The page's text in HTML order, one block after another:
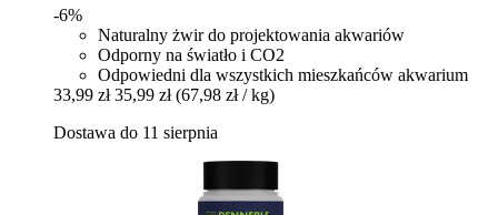
-6%
Naturalny żwir do projektowania akwariów
Odporny na światło i CO2
Odpowiedni dla wszystkich mieszkańców akwarium
33,99 zł 35,99 zł (67,98 zł / kg)
Dostawa do 11 sierpnia